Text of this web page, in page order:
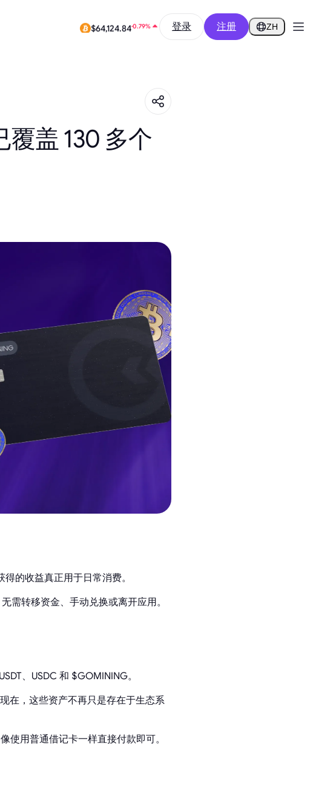
$0.2586-9.52% 登录 注册 ZH
盖 130 多个
的收益真正用于日常消费。
转移资金、手动兑换或离开应用。
、USDC 和 $GOMINING。
在，这些资产不再只是存在于生态系
用普通借记卡一样直接付款即可。